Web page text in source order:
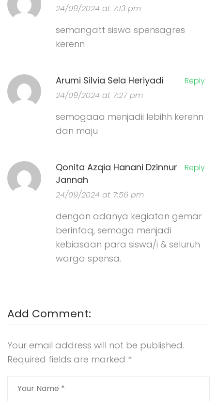
24/09/2024 at 7:13 pm
semangatt siswa spensagres
kerenn
Arumi Silvia Sela Heriyadi
24/09/2024 at 7:27 pm
Reply
semogaaa menjadii lebihh kerenn
dan maju
Qonita Azqia Hanani Dzinnur
Jannah
24/09/2024 at 7:56 pm
Reply
dengan adanya kegiatan gemar
berinfaq, semoga menjadi
kebiasaan para siswa/i & seluruh
warga spensa.
Add Comment:
Your email address will not be published.
Required fields are marked *